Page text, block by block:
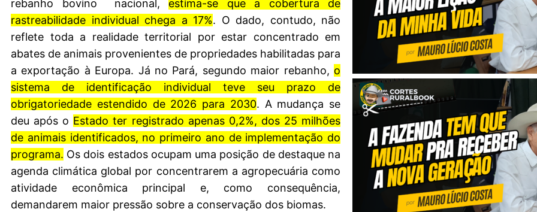
rebanho bovino nacional, estima-se que a cobertura de
rastreabilidade individual chega a 17%. O dado, contudo, não
reflete toda a realidade territorial por estar concentrado em
abates de animais provenientes de propriedades habilitadas para
a exportação à Europa. Já no Pará, segundo maior rebanho, o
sistema de identificação individual teve seu prazo de
obrigatoriedade estendido de 2026 para 2030. A mudança se
deu após o Estado ter registrado apenas 0,2%, dos 25 milhões
de animais identificados, no primeiro ano de implementação do
programa. Os dois estados ocupam uma posição de destaque na
agenda climática global por concentrarem a agropecuária como
atividade econômica principal e, como consequência,
demandarem maior pressão sobre a conservação dos biomas.